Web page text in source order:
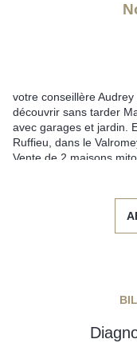
votre conseillère
découvrir sans tarder
avec garages et jardin.
Ruffieu, dans le
Vente de 2 maisons
conserver le cachet de
grand séjour donnant
baignoire balnéo/
chaussée. Chaque
indépendant à chaque
panneaux solaires pour
de la pierre et de la